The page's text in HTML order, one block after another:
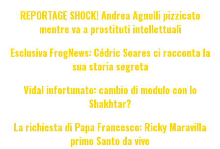
REPORTAGE SHOCK! Andrea Agnelli pizzicato
mentre va a prostituti intellettuali
Esclusiva FrogNews: Cédric Soares ci racconta la
sua storia segreta
Vidal infortunato: cambio di modulo con lo
Shakhtar?
La richiesta di Papa Francesco: Ricky Maravilla
primo Santo da vivo